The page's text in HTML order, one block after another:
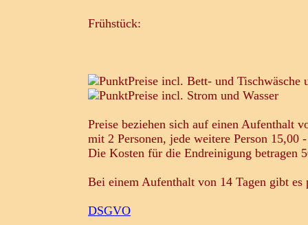
Frühstück:
Preise incl. Bett- und Tischwäsche
Preise incl. Strom und Wasser
Preise beziehen sich auf einen Aufenthalt
mit 2 Personen, jede weitere Person 15,00
Die Kosten für die Endreinigung betragen
Bei einem Aufenthalt von 14 Tagen gibt es
DSGVO